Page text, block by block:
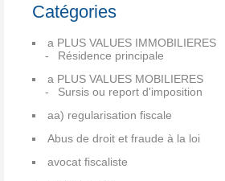
Catégories
a PLUS VALUES IMMOBILIERES
Résidence principale
a PLUS VALUES MOBILIERES
Sursis ou report d'imposition
aa) regularisation fiscale
Abus de droit et fraude à la loi
avocat fiscaliste